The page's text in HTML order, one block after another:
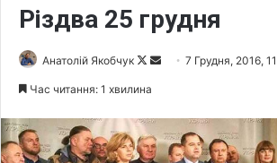
Різдва 25 грудня
Анатолій Якобчук
F
l
o a
7 Грудня, 2016,
Час читання: 1 хвилина